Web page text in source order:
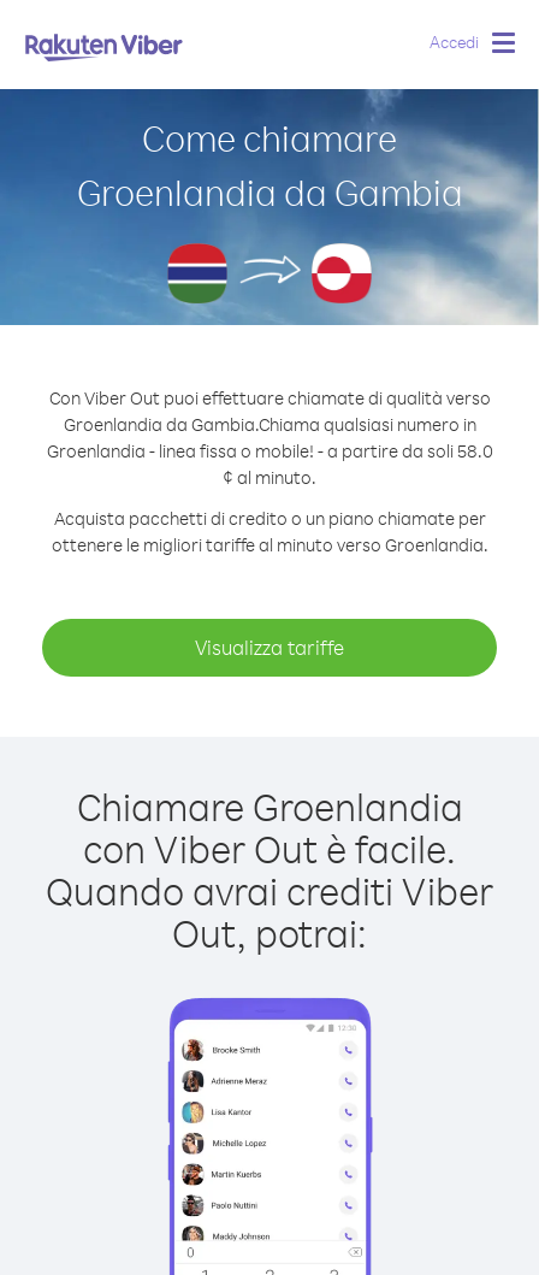
Accedi
Come chiamare
Groenlandia da Gambia
Con Viber Out puoi effettuare chiamate di qualità verso
Groenlandia da Gambia.Chiama qualsiasi numero in
Groenlandia - linea fissa o mobile! - a partire da soli 58.0
¢ al minuto.
Acquista pacchetti di credito o un piano chiamate per
ottenere le migliori tariffe al minuto verso Groenlandia.
Visualizza tariffe
Chiamare Groenlandia
con Viber Out è facile.
Quando avrai crediti Viber
Out, potrai: